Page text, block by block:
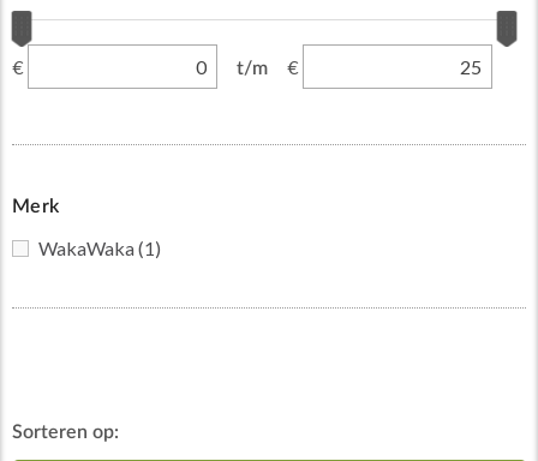
€ t/m €
Merk
WakaWaka(1)
Sorteren op: